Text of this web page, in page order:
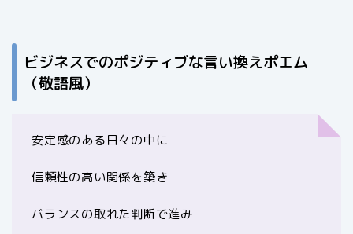
ビジネスでのポジティブな言い換えポエム
（敬語風）
安定感のある日々の中に
信頼性の高い関係を築き
バランスの取れた判断で進み